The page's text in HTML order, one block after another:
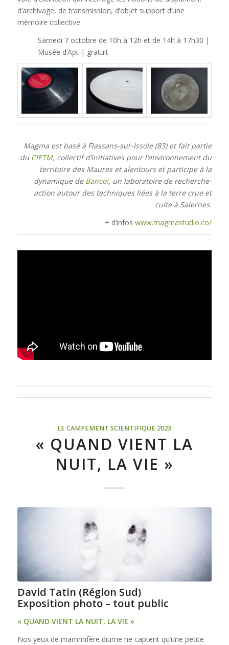
d’archivage, de transmission, d’objet support d’une
mémoire collective.
Samedi 7 octobre de 10h à 12h et de 14h à 17h30 |
Musée d’Apt | gratuit
Magma est basé à Flassans-sur-Issole (83) et fait partie
du CIETM, collectif d’initiatives pour l’environnement du
territoire des Maures et alentours et participe à la
dynamique de Banco!, un laboratoire de recherche-
action autour des techniques liées à la terre crue et
cuite à Salernes.
+ d’infoswww.magmastudio.co/
LE CAMPEMENT SCIENTIFIQUE 2023
« QUAND VIENT LA
NUIT, LA VIE »
David Tatin (Région Sud)
Exposition photo – tout public
« QUAND VIENT LA NUIT, LA VIE »
Nos yeux de mammifère diurne ne captent qu’une petite